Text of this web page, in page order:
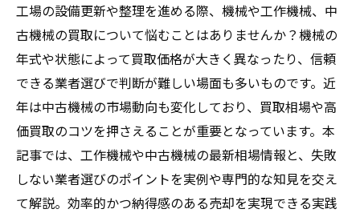
工場の設備更新や整理を進める際、機械や工作機械、中
古機械の買取について悩むことはありませんか？機械の
年式や状態によって買取価格が大きく異なったり、信頼
できる業者選びで判断が難しい場面も多いものです。近
年は中古機械の市場動向も変化しており、買取相場や高
価買取のコツを押さえることが重要となっています。本
記事では、工作機械や中古機械の最新相場情報と、失敗
しない業者選びのポイントを実例や専門的な知見を交え
て解説。効率的かつ納得感のある売却を実現できる実践